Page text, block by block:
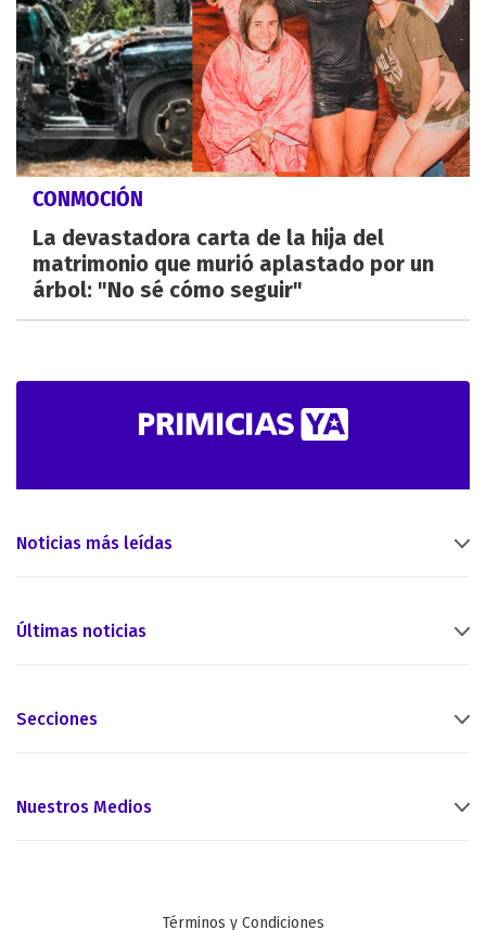
CONMOCIÓN
La devastadora carta de la hija del
matrimonio que murió aplastado por un
árbol: "No sé cómo seguir"
Noticias más leídas
Últimas noticias
Secciones
Nuestros Medios
Términos y Condiciones